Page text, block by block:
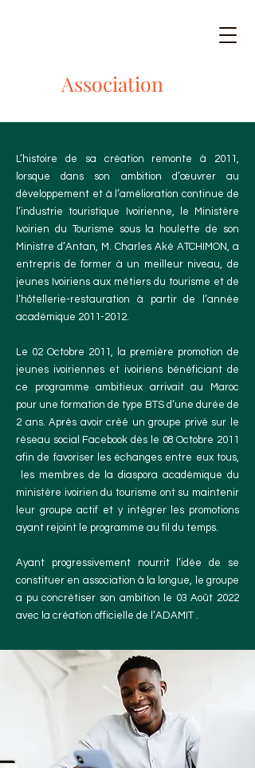
Association
L’histoire de sa création remonte à 2011,
lorsque dans son ambition d’œuvrer au
développement et à l’amélioration continue de
l’industrie touristique Ivoirienne, le Ministère
Ivoirien du Tourisme sous la houlette de son
Ministre d’Antan, M. Charles Aké ATCHIMON, a
entrepris de former à un meilleur niveau, de
jeunes Ivoiriens aux métiers du tourisme et de
l’hôtellerie-restauration à partir de l’année
académique 2011-2012.
Le 02 Octobre 2011, la première promotion de
jeunes ivoiriennes et ivoiriens bénéficiant de
ce programme ambitieux arrivait au Maroc
pour une formation de type BTS d’une durée de
2 ans. Après avoir créé un groupe privé sur le
réseau social Facebook dès le 08 Octobre 2011
afin de favoriser les échanges entre eux tous,
les membres de la diaspora académique du
ministère ivoirien du tourisme ont su maintenir
leur groupe actif et y intégrer les promotions
ayant rejoint le programme au fil du temps.
Ayant progressivement nourrit l’idée de se
constituer en association à la longue, le groupe
a pu concrétiser son ambition le 03 Août 2022
avec la création officielle de l’ADAMIT .